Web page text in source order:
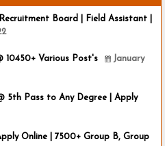
Board | Field Assistant |
10450+ Various Post's
January
5th Pass to Any Degree | Apply
Online | 7500+ Group B, Group